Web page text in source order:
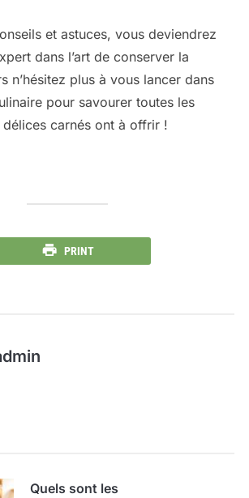
et astuces, vous deviendrez
dans l’art de conserver la
n’hésitez plus à vous lancer dans
pour savourer toutes les
délices carnés ont à offrir !
PRINT
Quels sont les